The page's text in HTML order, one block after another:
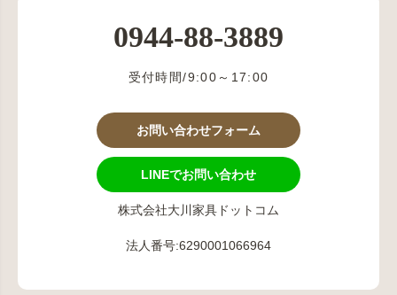
0944-88-3889
受付時間/9:00～17:00
お問い合わせフォーム
LINEでお問い合わせ
株式会社大川家具ドットコム
法人番号:6290001066964